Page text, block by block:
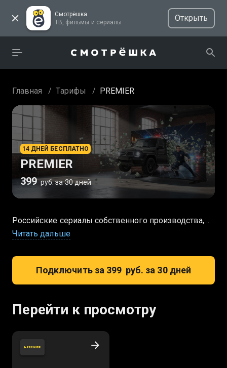
Смотрёшка
ТВ, фильмы и сериалы
Открыть
Главная / Тарифы / PREMIER
14 ДНЕЙ БЕСПЛАТНО
PREMIER
399 руб. за 30 дней
Российские сериалы собственного производства,
новинки кинопроката и шоу от известных
Читать дальше
Подключить за 399 руб. за 30 дней
Перейти к просмотру